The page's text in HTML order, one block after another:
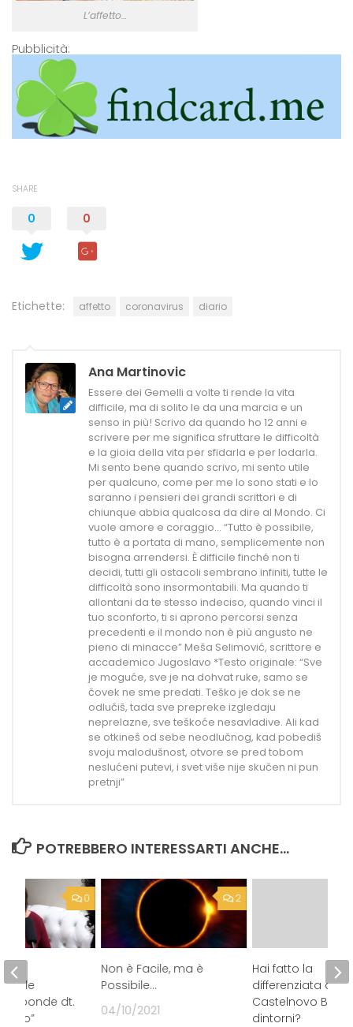
L’affetto…
Pubblicità:
SHARE
0 0
Etichette: affetto coronavirus diario
Ana Martinovic
Essere dei Gemelli a volte ti rende la vita
difficile, ma di solito le da una marcia e un
senso in più! Scrivo da quando ho 12 anni e
scrivere per me significa sfruttare le difficoltà
e la gioia della vita per sfidarla e per lodarla.
Mi sento bene quando scrivo, mi sento utile
per qualcuno, come per me lo sono stati e lo
saranno i pensieri dei grandi scrittori e di
chiunque abbia qualcosa da dire al Mondo. Ci
vuole amore e coraggio... “Tutto è possibile,
tutto è a portata di mano, semplicemente non
bisogna arrendersi. È difficile finché non ti
decidi, tutti gli ostacoli sembrano infiniti, tutte le
difficoltà sono insormontabili. Ma quando ti
allontani da te stesso indeciso, quando vinci il
tuo sconforto, ti si aprono percorsi senza
precedenti e il mondo non è più angusto ne
pieno di minacce” Meša Selimović, scrittore e
accademico Jugoslavo *Testo originale: “Sve
je moguće, sve je na dohvat ruke, samo se
čovek ne sme predati. Teško je dok se ne
odlučiš, tada sve prepreke izgledaju
neprelazne, sve teškoće nesavladive. Ali kad
se otkineš od sebe neodlučnog, kad pobediš
svoju malodušnost, otvore se pred tobom
neslućeni putevi, i svet više nije skučen ni pun
pretnji”
POTREBBERO INTERESSARTI ANCHE...
2
Non è Facile, ma è
Possibile…
04/10/2021
Hai fatto la
differenziata a
Castelnovo
dintorni?
0
dt.